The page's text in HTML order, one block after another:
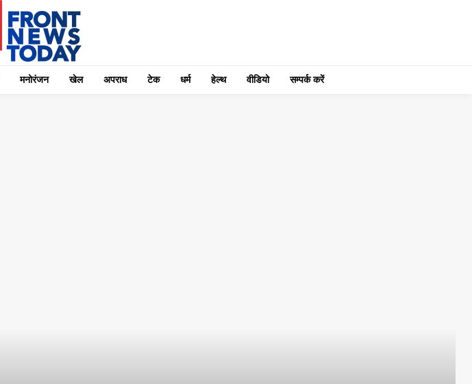
मनोरंजन खेल अपराध टेक धर्म हेल्थ वीडियो सम्पर्क करें